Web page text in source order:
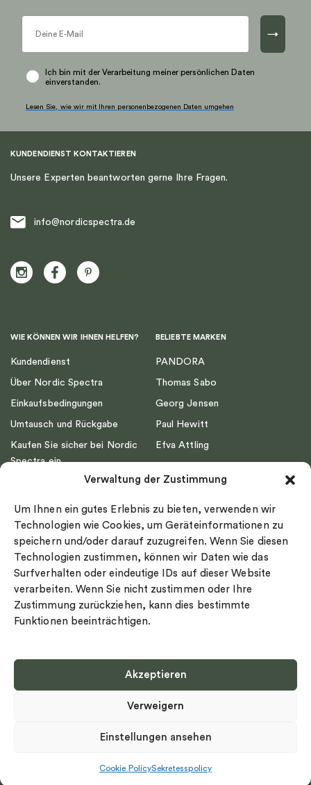
Verwaltung der Zustimmung
Um Ihnen ein gutes Erlebnis zu bieten, verwenden wir
Technologien wie Cookies, um Geräteinformationen zu
speichern und/oder darauf zuzugreifen. Wenn Sie diesen
Technologien zustimmen, können wir Daten wie das
Surfverhalten oder eindeutige IDs auf dieser Website
verarbeiten. Wenn Sie nicht zustimmen oder Ihre
Zustimmung zurückziehen, kann dies bestimmte
Funktionen beeinträchtigen.
Akzeptieren
Verweigern
Einstellungen ansehen
Cookie PolicySekretesspolicy
→
Ich bin mit der Verarbeitung meiner persönlichen Daten
einverstanden.
Lesen Sie, wie wir mit Ihren personenbezogenen Daten umgehen
KUNDENDIENST KONTAKTIEREN
Unsere Experten beantworten gerne Ihre Fragen.
info@nordicspectra.de
WIE KÖNNEN WIR IHNEN HELFEN?
Kundendienst
Über Nordic Spectra
Einkaufsbedingungen
Umtausch und Rückgabe
Kaufen Sie sicher bei Nordic
Spectra ein
Impressum
Ringgröße
Widerrufsrecht
Cookie-policy
Sekretesspolicy
BELIEBTE MARKEN
PANDORA
Thomas Sabo
Georg Jensen
Paul Hewitt
Efva Attling
Drakenberg Sjölin
Nordic Spectra
Select country
Datenschutz-Bestimmungen
Urheberrecht 2026 Nordic Spectra Alle Rechte vorbehalten